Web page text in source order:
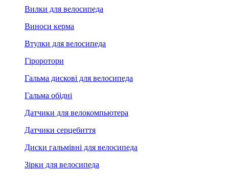
Вилки для велосипеда
Виноси керма
Втулки для велосипеда
Гіроротори
Гальма дискові для велосипеда
Гальма обідні
Датчики для велокомпьютера
Датчики серцебиття
Диски гальмівні для велосипеда
Зірки для велосипеда